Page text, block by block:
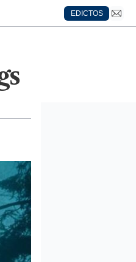
EDICTOS